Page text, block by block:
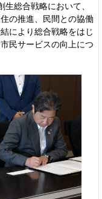
総合戦略において、
の推進、民間との協働
により総合戦略をはじ
民サービスの向上につ